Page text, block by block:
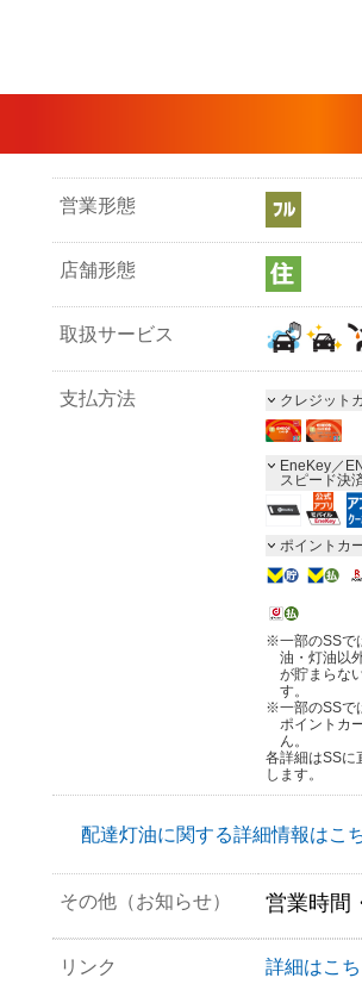
営業形態
店舗形態
取扱サービス
支払方法 クレジット
EneKey／
スピード決
ポイントカ
※一部のSSで
油・灯油以
が貯まらな
す。
※一部のSSで
ポイントカ
ん。
各詳細はSSに
します。
配達灯油に関する詳細情報はこ
その他（お知らせ） 営業時間
リンク 詳細はこ